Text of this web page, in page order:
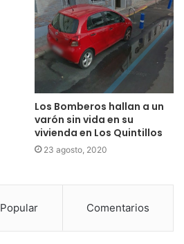
Los Bomberos hallan a un
varón sin vida en su
vivienda en Los Quintillos
23 agosto, 2020
Popular Comentarios